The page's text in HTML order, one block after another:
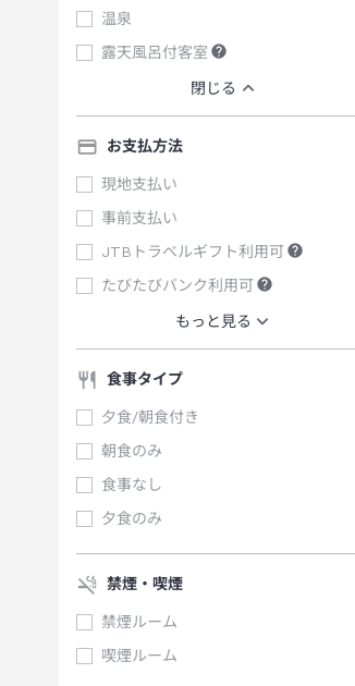
温泉
露天風呂付客室
閉じる
お支払方法
現地支払い
事前支払い
JTBトラベルギフト利用可
たびたびバンク利用可
もっと見る
食事タイプ
夕食/朝食付き
朝食のみ
食事なし
夕食のみ
禁煙・喫煙
禁煙ルーム
喫煙ルーム